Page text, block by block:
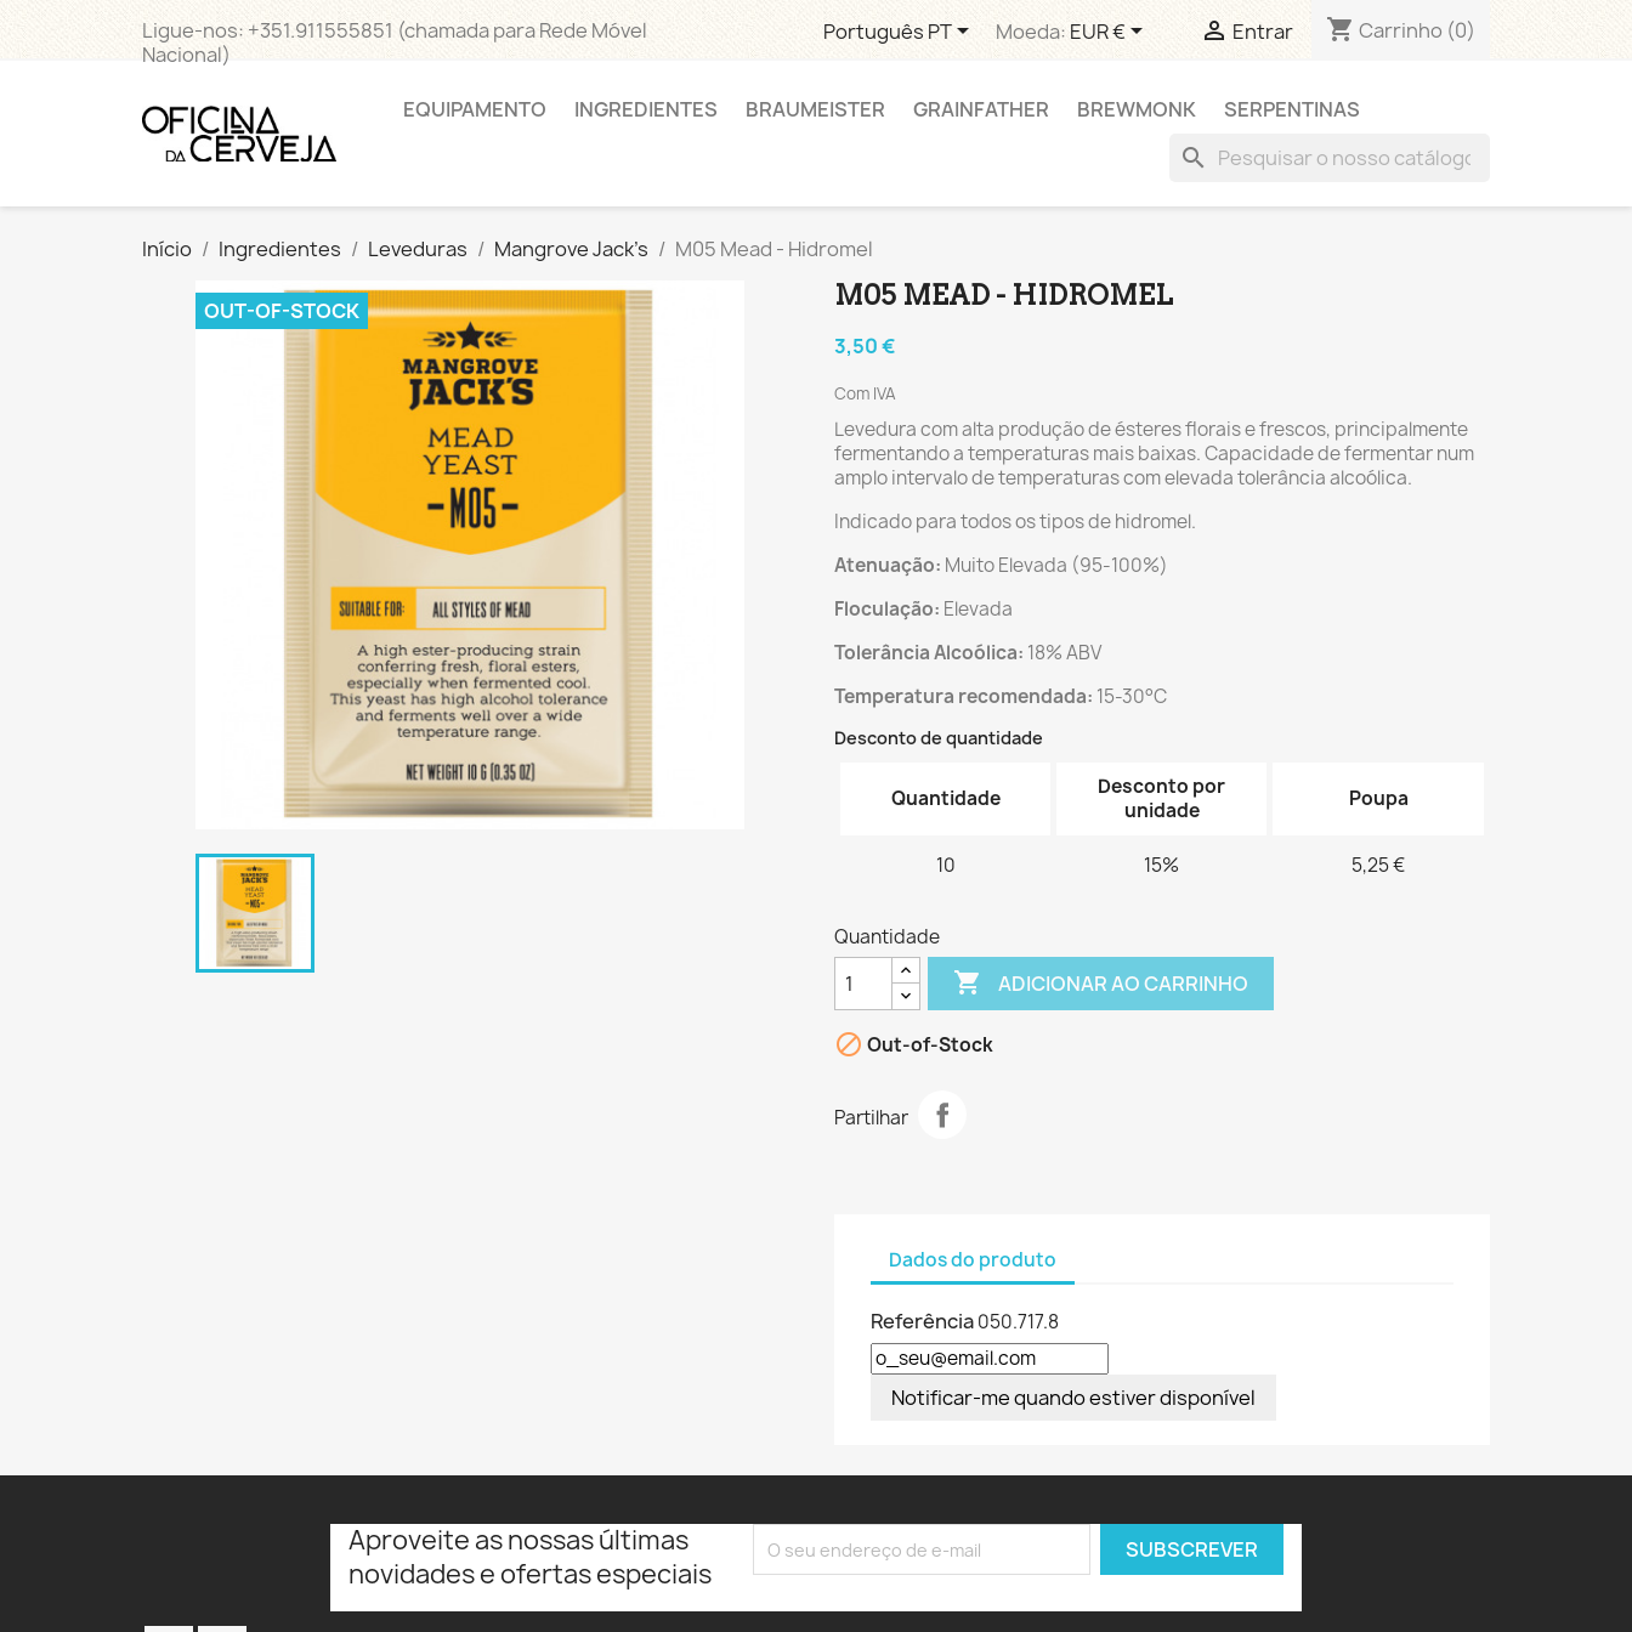
Ligue-nos: +351.911555851 (chamada para Rede Móvel
Nacional)
Português PT Moeda: EUR €  Entrar shopping_cart Carrinho (0)
EQUIPAMENTO INGREDIENTES BRAUMEISTER GRAINFATHER BREWMONK SERPENTINAS
search
Início Ingredientes Leveduras Mangrove Jack's M05 Mead - Hidromel
OUT-OF-STOCK M05 MEAD - HIDROMEL
3,50 €
Com IVA
Levedura com alta produção de ésteres florais e frescos, principalmente
fermentando a temperaturas mais baixas. Capacidade de fermentar num
amplo intervalo de temperaturas com elevada tolerância alcoólica.
Indicado para todos os tipos de hidromel.
Atenuação: Muito Elevada (95-100%)
Floculação: Elevada
Tolerância Alcoólica: 18% ABV
Temperatura recomendada: 15-30°C
Desconto de quantidade
Quantidade
Desconto por
unidade
Poupa
10 15% 5,25 €
Quantidade
 ADICIONAR AO CARRINHO
 Out-of-Stock
Partilhar
Dados do produto
Referência050.717.8
Notificar-me quando estiver disponível
Aproveite as nossas últimas
novidades e ofertas especiais